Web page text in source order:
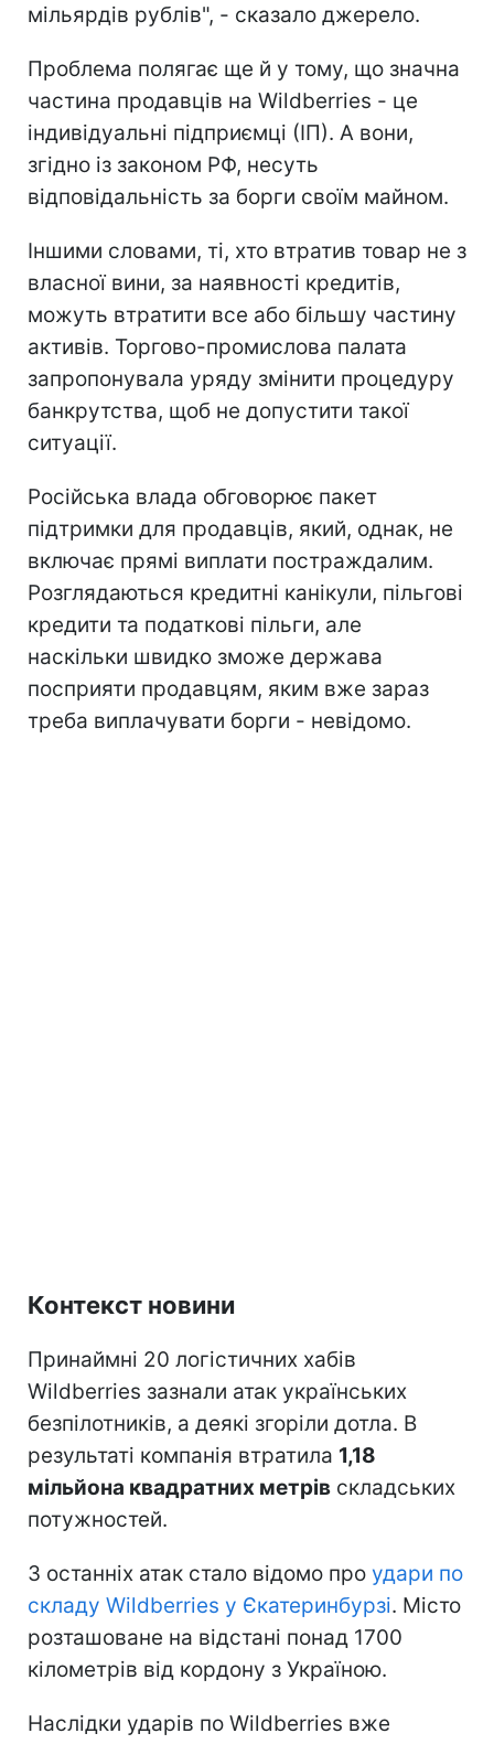
мільярдів рублів", - сказало джерело.
Проблема полягає ще й у тому, що значна
частина продавців на Wildberries - це
індивідуальні підприємці (ІП). А вони,
згідно із законом РФ, несуть
відповідальність за борги своїм майном.
Іншими словами, ті, хто втратив товар не з
власної вини, за наявності кредитів,
можуть втратити все або більшу частину
активів. Торгово-промислова палата
запропонувала уряду змінити процедуру
банкрутства, щоб не допустити такої
ситуації.
Російська влада обговорює пакет
підтримки для продавців, який, однак, не
включає прямі виплати постраждалим.
Розглядаються кредитні канікули, пільгові
кредити та податкові пільги, але
наскільки швидко зможе держава
посприяти продавцям, яким вже зараз
треба виплачувати борги - невідомо.
Контекст новини
Принаймні 20 логістичних хабів
Wildberries зазнали атак українських
безпілотників, а деякі згоріли дотла. В
результаті компанія втратила 1,18
мільйона квадратних метрів складських
потужностей.
З останніх атак стало відомо про удари по
складу Wildberries у Єкатеринбурзі. Місто
розташоване на відстані понад 1700
кілометрів від кордону з Україною.
Наслідки ударів по Wildberries вже